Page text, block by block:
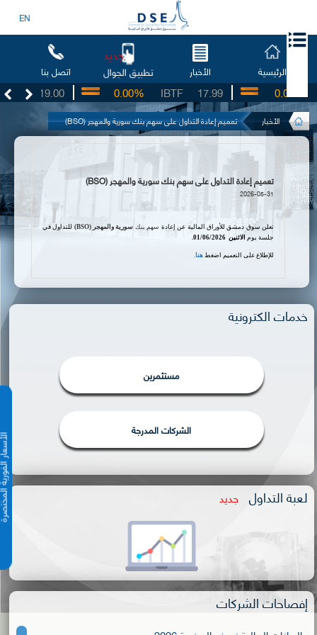
EN
الرئيسية الأخبار تطبيق الجوال
جديد
اتصل بنا
19.00 17.99
IBTF
0.00% 0.00%
الأخبار تعميم إعادة التداول على سهم بنك سورية والمهجر (BSO)
الأسعار
تعميم إعادة التداول على سهم بنك سورية والمهجر (BSO)
2026-05-31
تعلن سوق دمشق للأوراق المالية عن إعادة سهم بنك سورية والمهجر (
BSO
) للتداول في
جلسة يوم الاثنين 01/06/2026.
للإطلاع على التعميم اضغط هنا.
خدمات الكترونية
مستثمرين
الشركات المدرجة
لعبة التداول جديد
إفصاحات الشركات